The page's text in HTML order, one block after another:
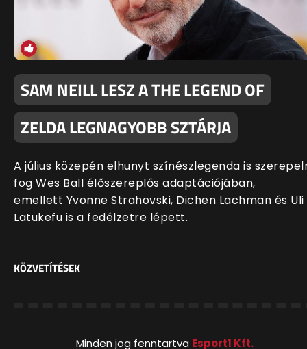
SAM NEILL LESZ A THE LEGEND OF
ZELDA LEGNAGYOBB SZTÁRJA
A július közepén elhunyt színészlegenda is
fog Wes Ball élőszereplős adaptációjában,
emellett Yvonne Strahovski, Dichen Lachman és Uli
Latukefu is a fedélzetre lépett.
KÖZVETÍTÉSEK
Minden jog fenntartva Esport1 Kft.